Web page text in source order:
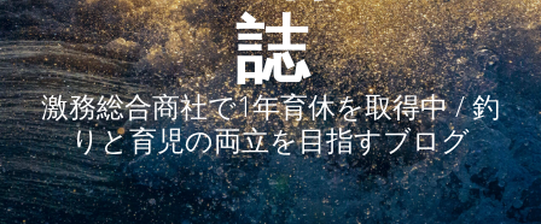
誌
激務総合商社で1年育休を取得中 / 釣
りと育児の両立を目指すブログ